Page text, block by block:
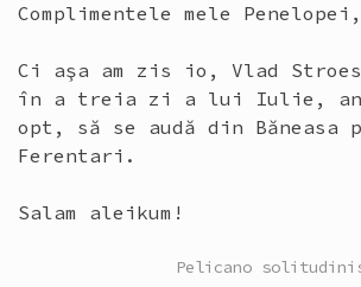
Complimentele mele Penelopei,
Ci aşa am zis io, Vlad
în a treia zi a lui Iulie,
opt, să se audă din Băneasa
Ferentari.
Salam aleikum!
POSTED
Pelicano